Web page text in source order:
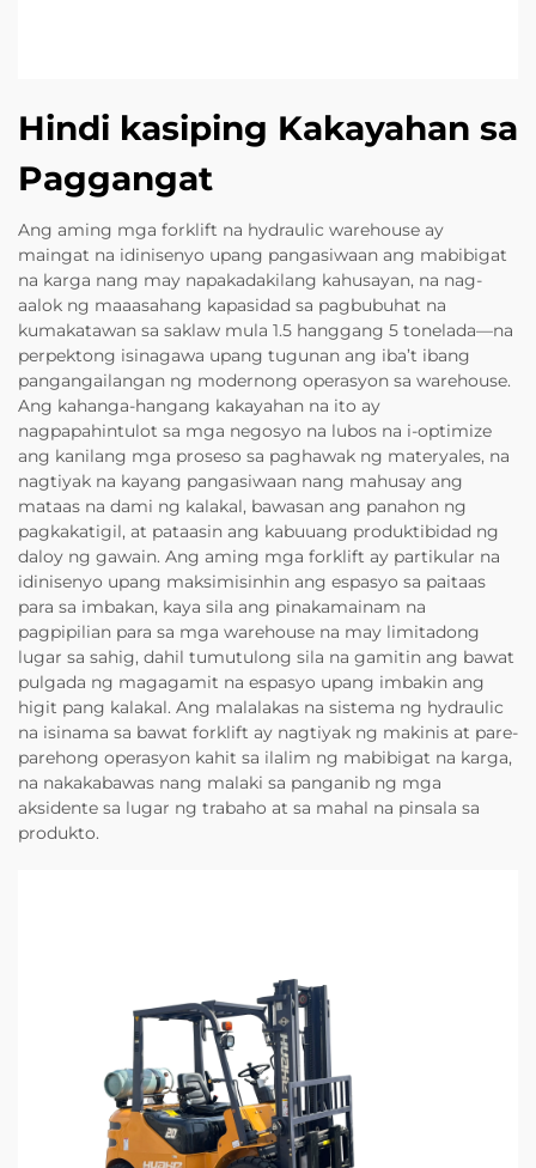
Hindi kasiping Kakayahan sa
Paggangat
Ang aming mga forklift na hydraulic warehouse ay
maingat na idinisenyo upang pangasiwaan ang mabibigat
na karga nang may napakadakilang kahusayan, na nag-
aalok ng maaasahang kapasidad sa pagbubuhat na
kumakatawan sa saklaw mula 1.5 hanggang 5 tonelada—na
perpektong isinagawa upang tugunan ang iba’t ibang
pangangailangan ng modernong operasyon sa warehouse.
Ang kahanga-hangang kakayahan na ito ay
nagpapahintulot sa mga negosyo na lubos na i-optimize
ang kanilang mga proseso sa paghawak ng materyales, na
nagtiyak na kayang pangasiwaan nang mahusay ang
mataas na dami ng kalakal, bawasan ang panahon ng
pagkakatigil, at pataasin ang kabuuang produktibidad ng
daloy ng gawain. Ang aming mga forklift ay partikular na
idinisenyo upang maksimisinhin ang espasyo sa paitaas
para sa imbakan, kaya sila ang pinakamainam na
pagpipilian para sa mga warehouse na may limitadong
lugar sa sahig, dahil tumutulong sila na gamitin ang bawat
pulgada ng magagamit na espasyo upang imbakin ang
higit pang kalakal. Ang malalakas na sistema ng hydraulic
na isinama sa bawat forklift ay nagtiyak ng makinis at pare-
parehong operasyon kahit sa ilalim ng mabibigat na karga,
na nakakabawas nang malaki sa panganib ng mga
aksidente sa lugar ng trabaho at sa mahal na pinsala sa
produkto.